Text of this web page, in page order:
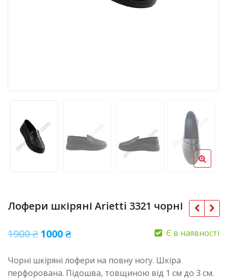
Лофери шкіряні Arietti 3321 чорні
1900₴ Оригінальна
1900 ₴.
1000₴Поточна
1000 ₴.
Є в наявності
Чорні шкіряні лофери на повну ногу. Шкіра
перфорована. Підошва, товщиною від 1 см до 3 см.